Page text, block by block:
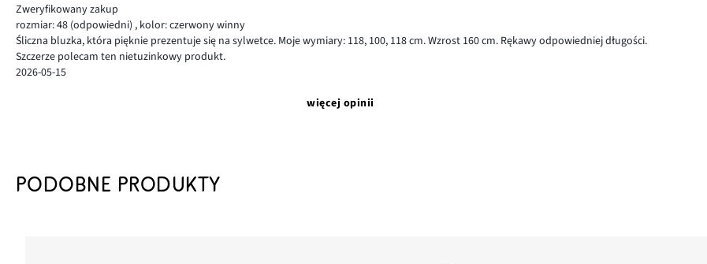
Zweryfikowany zakup
rozmiar: 48 (odpowiedni) , kolor: czerwony winny
Śliczna bluzka, która pięknie prezentuje się na sylwetce. Moje wymiary: 118, 100, 118 cm. Wzrost 160 cm. Rękawy odpowiedniej długości.
Szczerze polecam ten nietuzinkowy produkt.
2026-05-15
więcej opinii
PODOBNE PRODUKTY